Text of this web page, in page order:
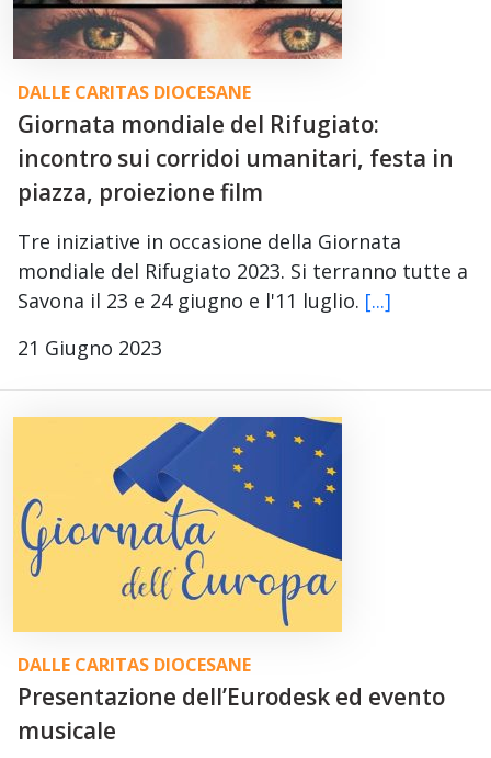
DALLE CARITAS DIOCESANE
Giornata mondiale del Rifugiato:
incontro sui corridoi umanitari, festa in
piazza, proiezione film
Tre iniziative in occasione della Giornata
mondiale del Rifugiato 2023. Si terranno tutte a
Savona il 23 e 24 giugno e l'11 luglio. [...]
21 Giugno 2023
DALLE CARITAS DIOCESANE
Presentazione dell’Eurodesk ed evento
musicale